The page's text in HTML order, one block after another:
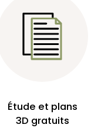
Étude et plans
3D gratuits